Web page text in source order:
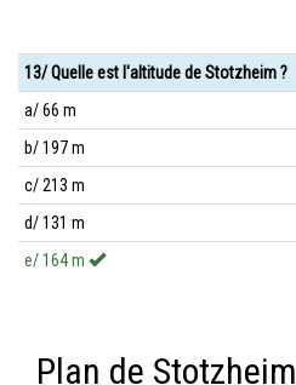
13/ Quelle est l'altitude de Stotzheim ?
a/ 66 m
b/ 197 m
c/ 213 m
d/ 131 m
e/ 164 m
Plan de Stotzheim